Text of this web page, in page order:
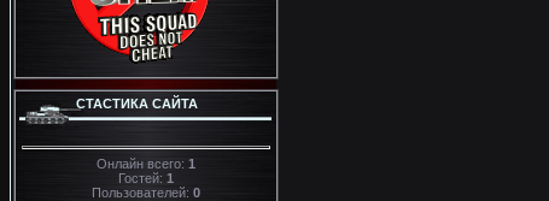
СТАСТИКА САЙТА
Онлайн всего: 1
Гостей: 1
Пользователей: 0